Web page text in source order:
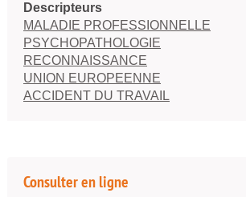
Descripteurs
MALADIE PROFESSIONNELLE
PSYCHOPATHOLOGIE
RECONNAISSANCE
UNION EUROPEENNE
ACCIDENT DU TRAVAIL
Consulter en ligne